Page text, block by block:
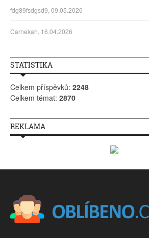
fdg89fsdgsd9, 09.05.2026
Carnekah, 16.04.2026
STATISTIKA
Celkem příspěvků: 2248
Celkem témat: 2870
REKLAMA